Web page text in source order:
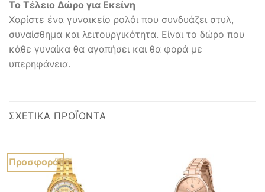
Το Τέλειο Δώρο για Εκείνη
Χαρίστε ένα γυναικείο ρολόι που συνδυάζει στυλ,
συναίσθημα και λειτουργικότητα. Είναι το δώρο που
κάθε γυναίκα θα αγαπήσει και θα φορά με
υπερηφάνεια.
ΣΧΕΤΙΚΆ ΠΡΟΪΌΝΤΑ
Προσφορά!